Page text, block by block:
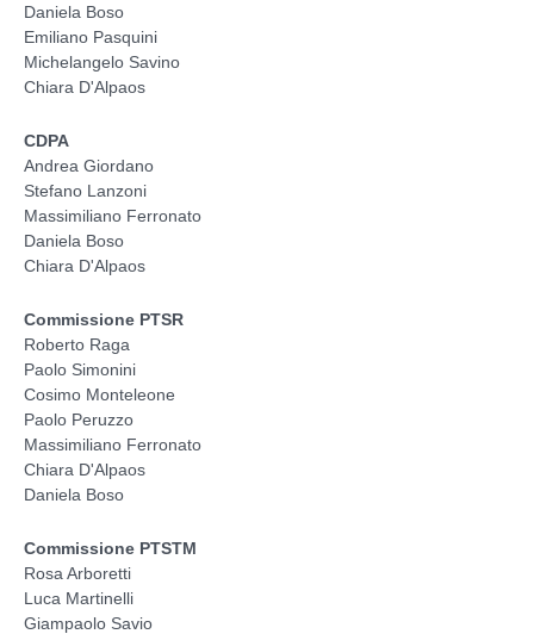
Daniela Boso
Emiliano Pasquini
Michelangelo Savino
Chiara D'Alpaos
CDPA
Andrea Giordano
Stefano Lanzoni
Massimiliano Ferronato
Daniela Boso
Chiara D'Alpaos
Commissione PTSR
Roberto Raga
Paolo Simonini
Cosimo Monteleone
Paolo Peruzzo
Massimiliano Ferronato
Chiara D'Alpaos
Daniela Boso
Commissione PTSTM
Rosa Arboretti
Luca Martinelli
Giampaolo Savio